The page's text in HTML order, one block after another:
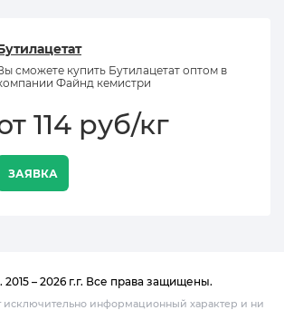
сможете купить Бутилацетат оптом в
Файнд кемистри
114 руб/кг
ЗАЯВКА
– 2026 г.г. Все права защищены.
исключительно информационный характер и ни